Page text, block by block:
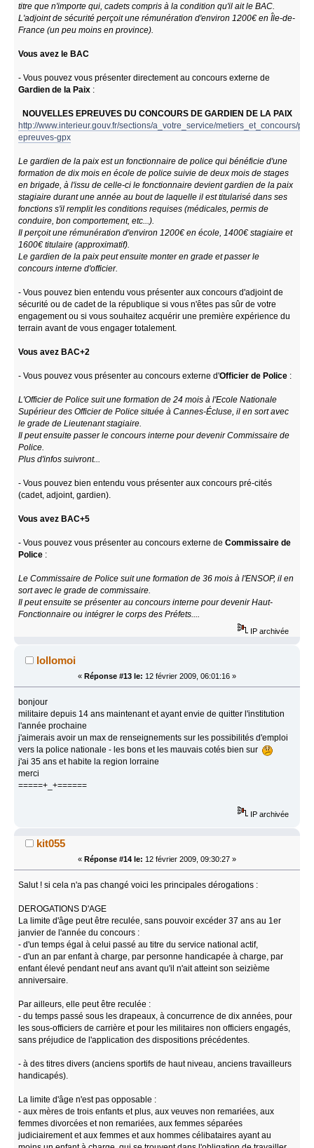
titre que n'importe qui, cadets compris à la condition qu'il ait le BAC.
L'adjoint de sécurité perçoit une rémunération d'environ 1200€ en Île-de-
France (un peu moins en province).
Vous avez le BAC
- Vous pouvez vous présenter directement au concours externe de
Gardien de la Paix :
NOUVELLES EPREUVES DU CONCOURS DE GARDIEN DE LA PAIX
http://www.interieur.gouv.fr/sections/a_votre_service/metiers_et_concours/
epreuves-gpx
Le gardien de la paix est un fonctionnaire de police qui bénéficie d'une
formation de dix mois en école de police suivie de deux mois de stages
en brigade, à l'issu de celle-ci le fonctionnaire devient gardien de la paix
stagiaire durant une année au bout de laquelle il est titularisé dans ses
fonctions s'il remplit les conditions requises (médicales, permis de
conduire, bon comportement, etc...).
Il perçoit une rémunération d'environ 1200€ en école, 1400€ stagiaire et
1600€ titulaire (approximatif).
Le gardien de la paix peut ensuite monter en grade et passer le
concours interne d'officier.
- Vous pouvez bien entendu vous présenter aux concours d'adjoint de
sécurité ou de cadet de la république si vous n'êtes pas sûr de votre
engagement ou si vous souhaitez acquérir une première expérience du
terrain avant de vous engager totalement.
Vous avez BAC+2
- Vous pouvez vous présenter au concours externe d'Officier de Police :
L'Officier de Police suit une formation de 24 mois à l'Ecole Nationale
Supérieur des Officier de Police située à Cannes-Écluse, il en sort avec
le grade de Lieutenant stagiaire.
Il peut ensuite passer le concours interne pour devenir Commissaire de
Police.
Plus d'infos suivront...
- Vous pouvez bien entendu vous présenter aux concours pré-cités
(cadet, adjoint, gardien).
Vous avez BAC+5
- Vous pouvez vous présenter au concours externe deCommissaire de
Police :
Le Commissaire de Police suit une formation de 36 mois à l'ENSOP, il en
sort avec le grade de commissaire.
Il peut ensuite se présenter au concours interne pour devenir Haut-
Fonctionnaire ou intégrer le corps des Préfets....
IP archivée
lollomoi
« Réponse #13 le: 12 février 2009, 06:01:16 »
bonjour
militaire depuis 14 ans maintenant et ayant envie de quitter l'institution
l'année prochaine
j'aimerais avoir un max de renseignements sur les possibilités d'emploi
vers la police nationale - les bons et les mauvais cotés bien sur
j'ai 35 ans et habite la region lorraine
merci
=====+_+======
IP archivée
kit055
« Réponse #14 le: 12 février 2009, 09:30:27 »
Salut ! si cela n'a pas changé voici les principales dérogations :
DEROGATIONS D'AGE
La limite d'âge peut être reculée, sans pouvoir excéder 37 ans au 1er
janvier de l'année du concours :
- d'un temps égal à celui passé au titre du service national actif,
- d'un an par enfant à charge, par personne handicapée à charge, par
enfant élevé pendant neuf ans avant qu'il n'ait atteint son seizième
anniversaire.
Par ailleurs, elle peut être reculée :
- du temps passé sous les drapeaux, à concurrence de dix années, pour
les sous-officiers de carrière et pour les militaires non officiers engagés,
sans préjudice de l'application des dispositions précédentes.
- à des titres divers (anciens sportifs de haut niveau, anciens travailleurs
handicapés).
La limite d'âge n'est pas opposable :
- aux mères de trois enfants et plus, aux veuves non remariées, aux
femmes divorcées et non remariées, aux femmes séparées
judiciairement et aux femmes et aux hommes célibataires ayant au